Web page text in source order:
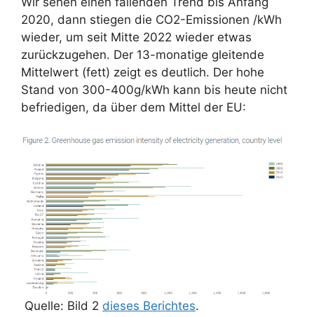
2020, dann stiegen die CO2-Emissionen /kWh
wieder, um seit Mitte 2022 wieder etwas
zurückzugehen. Der 13-monatige gleitende
Mittelwert (fett) zeigt es deutlich. Der hohe
Stand von 300-400g/kWh kann bis heute nicht
befriedigen, da über dem Mittel der EU:
Quelle: Bild 2 dieses Berichtes.